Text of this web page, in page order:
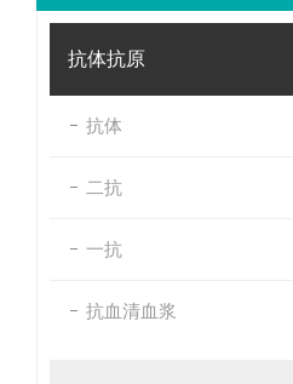
抗体抗原
抗体
二抗
一抗
抗血清血浆